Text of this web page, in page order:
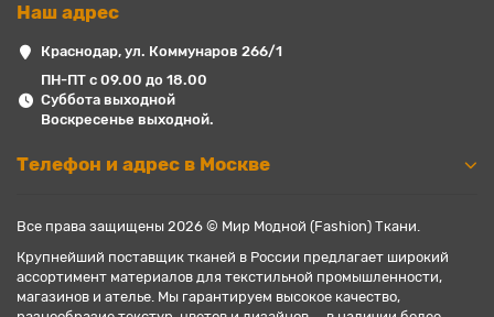
Наш адрес
Краснодар, ул. Коммунаров 266/1
ПН-ПТ с 09.00 до 18.00
Суббота выходной
Воскресенье выходной.
Телефон и адрес в Москве
Все права защищены 2026 © Мир Модной (Fashion) Ткани.
Крупнейший поставщик тканей в России предлагает широкий
ассортимент материалов для текстильной промышленности,
магазинов и ателье. Мы гарантируем высокое качество,